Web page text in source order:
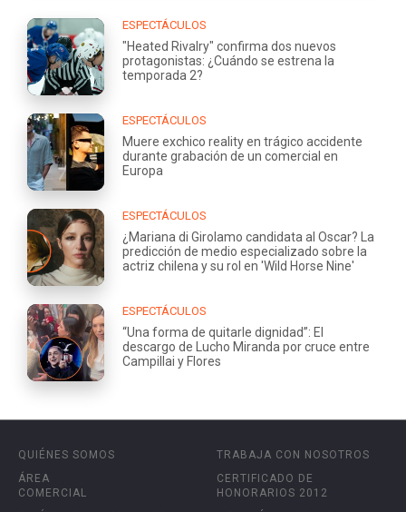
ESPECTÁCULOS
"Heated Rivalry" confirma dos nuevos
protagonistas: ¿Cuándo se estrena la
temporada 2?
ESPECTÁCULOS
Muere exchico reality en trágico accidente
durante grabación de un comercial en
Europa
ESPECTÁCULOS
¿Mariana di Girolamo candidata al Oscar? La
predicción de medio especializado sobre la
actriz chilena y su rol en 'Wild Horse Nine'
ESPECTÁCULOS
“Una forma de quitarle dignidad”: El
descargo de Lucho Miranda por cruce entre
Campillai y Flores
QUIÉNES SOMOS
ÁREA
COMERCIAL
TRABAJA CON NOSOTROS
CERTIFICADO DE
HONORARIOS 2012